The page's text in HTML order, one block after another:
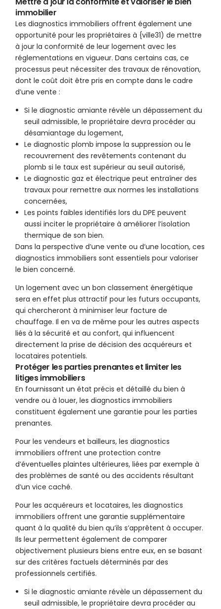
immobilier
Les diagnostics immobiliers offrent également une
opportunité pour les propriétaires à {ville31) de mettre
à jour la conformité de leur logement avec les
réglementations en vigueur. Dans certains cas, ce
processus peut nécessiter des travaux de rénovation,
dont le coût doit être pris en compte dans le cadre
d’une vente :
Si le diagnostic amiante révèle un dépassement du
seuil admissible, le propriétaire devra procéder au
désamiantage du logement,
Le diagnostic plomb impose la suppression ou le
recouvrement des revêtements contenant du
plomb si le taux est supérieur au seuil autorisé,
Le diagnostic gaz et électrique peut entraîner des
travaux pour remettre aux normes les installations
concernées,
Les points faibles identifiés lors du DPE peuvent
aussi inciter le propriétaire à améliorer l’isolation
thermique de son bien.
Dans la perspective d’une vente ou d’une location, ces
diagnostics immobiliers sont essentiels pour valoriser
le bien concerné.
Un logement avec un bon classement énergétique
sera en effet plus attractif pour les futurs occupants,
qui chercheront à minimiser leur facture de
chauffage. Il en va de même pour les autres aspects
liés à la sécurité et au confort, qui influencent
directement la prise de décision des acquéreurs et
locataires potentiels.
Protéger les parties prenantes et limiter les
litiges immobiliers
En fournissant un état précis et détaillé du bien à
vendre ou à louer, les diagnostics immobiliers
constituent également une garantie pour les parties
prenantes.
Pour les vendeurs et bailleurs, les diagnostics
immobiliers offrent une protection contre
d’éventuelles plaintes ultérieures, liées par exemple à
des problèmes de santé ou des accidents résultant
d’un vice caché.
Pour les acquéreurs et locataires, les diagnostics
immobiliers offrent une garantie supplémentaire
quant à la qualité du bien qu’ils s’apprêtent à occuper.
Ils leur permettent également de comparer
objectivement plusieurs biens entre eux, en se basant
sur des critères factuels déterminés par des
professionnels certifiés.
Si le diagnostic amiante révèle un dépassement du
seuil admissible, le propriétaire devra procéder au